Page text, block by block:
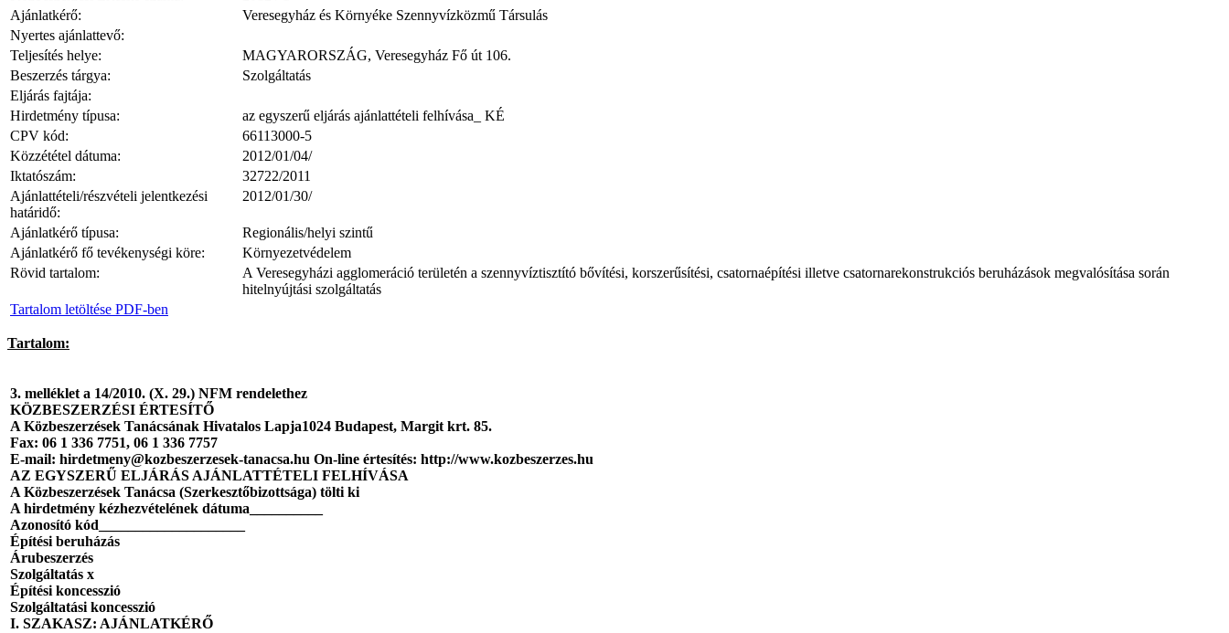
Ajánlatkérő:
Veresegyház és Környéke Szennyvízközmű Társulás
Nyertes ajánlattevő:
Teljesítés helye:
MAGYARORSZÁG, Veresegyház Fő út 106.
Beszerzés tárgya:
Szolgáltatás
Eljárás fajtája:
Hirdetmény típusa:
az egyszerű eljárás ajánlattételi felhívása_ KÉ
CPV kód:
66113000-5
Közzététel dátuma:
2012/01/04/
Iktatószám:
32722/2011
Ajánlattételi/részvételi jelentkezési
határidő:
2012/01/30/
Ajánlatkérő típusa:
Regionális/helyi szintű
Ajánlatkérő fő tevékenységi köre:
Környezetvédelem
Rövid tartalom:
A Veresegyházi agglomeráció területén a szennyvíztisztító bővítési, korszerűsítési, csatornaépítési illetve csatornarekonstrukciós beruházások megvalósítása során
hitelnyújtási szolgáltatás
Tartalom letöltése PDF-ben
Tartalom:
3. melléklet a 14/2010. (X. 29.) NFM rendelethez
KÖZBESZERZÉSI ÉRTESÍTŐ
A Közbeszerzések Tanácsának Hivatalos Lapja1024 Budapest, Margit krt. 85.
Fax: 06 1 336 7751, 06 1 336 7757
E-mail: hirdetmeny@kozbeszerzesek-tanacsa.hu On-line értesítés: http://www.kozbeszerzes.hu
AZ EGYSZERŰ ELJÁRÁS AJÁNLATTÉTELI FELHÍVÁSA
A Közbeszerzések Tanácsa (Szerkesztőbizottsága) tölti ki
A hirdetmény kézhezvételének dátuma__________
Azonosító kód____________________
Építési beruházás
Árubeszerzés
Szolgáltatás x
Építési koncesszió
Szolgáltatási koncesszió
I. SZAKASZ: AJÁNLATKÉRŐ